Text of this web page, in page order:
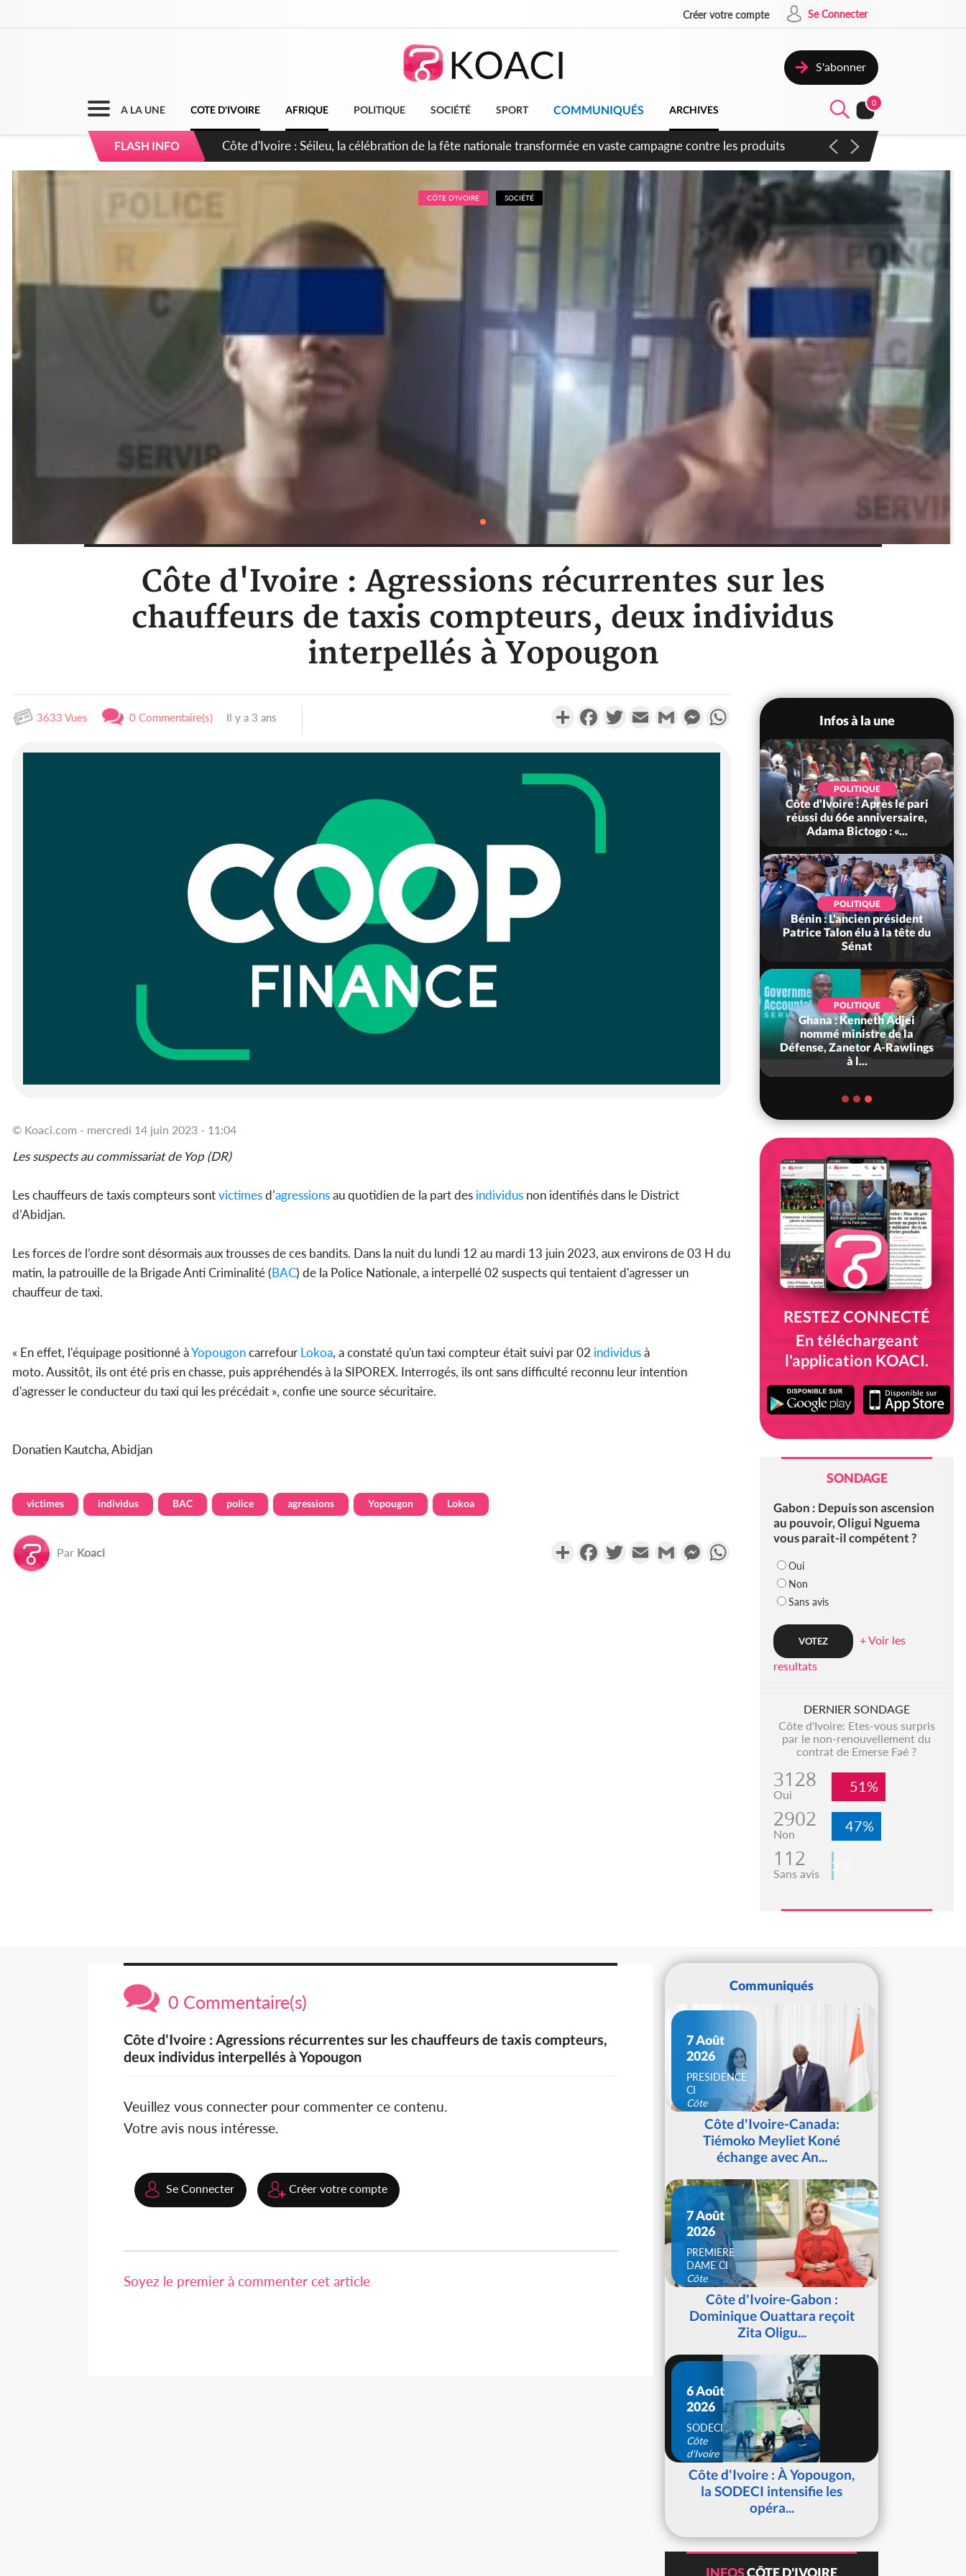
Créer votre compte Se Connecter
S'abonner
A LA UNE COTE D'IVOIRE AFRIQUE POLITIQUE SOCIÉTÉ SPORT COMMUNIQUÉS ARCHIVES
0
FLASH INFO
Côte d'Ivoire : Séileu, la célébration de la fête nationale transformée en vaste campagne contre les produits
dépigmentants dangereux
CÔTE D'IVOIRE SOCIÉTÉ
Côte d'Ivoire : Agressions récurrentes sur les
chauffeurs de taxis compteurs, deux individus
interpellés à Yopougon
3633 Vues 0 Commentaire(s) Il y a 3 ans PartagerFacebookTwitterEmail Gmail MessengerWhatsApp
© Koaci.com - mercredi 14 juin 2023 - 11:04
Les suspects au commissariat de Yop (DR)
Les chauffeurs de taxis compteurs sontvictimesd’agressionsau quotidien de la part des individus non identifiés dans le District
d’Abidjan.
Les forces de l’ordre sont désormais aux trousses de ces bandits. Dans la nuit du lundi 12 au mardi 13 juin 2023, aux environs de 03 H du
matin, la patrouille de la Brigade Anti Criminalité (BAC) de la Police Nationale, a interpellé 02 suspects qui tentaient d'agresser un
chauffeur de taxi.
« En effet, l'équipage positionné àYopougoncarrefour Lokoa, a constaté qu'un taxi compteur était suivi par 02 individusà
moto. Aussitôt, ils ont été pris en chasse, puis appréhendés à la SIPOREX. Interrogés, ils ont sans difficulté reconnu leur intention
d'agresser le conducteur du taxi qui les précédait », confie une source sécuritaire.
Donatien Kautcha, Abidjan
victimes individus BAC police agressions Yopougon Lokoa
Par Koaci PartagerFacebookTwitterEmail Gmail MessengerWhatsApp
Infos à la une
Côte d'Ivoire : Man, deux
personnes périssent dans un
SOCIÉTÉ
Côte d'Ivoire : Daloa, il tue
son collègue et cache 38
millions dans une fo...
POLITIQUE
Côte d'Ivoire : MIRAH, la
guerre des communiqués
POLITIQUE
Côte d'Ivoire : Après le pari
réussi du 66e anniversaire,
Adama Bictogo : «...
POLITIQUE
Bénin : L'ancien président
Patrice Talon élu à la tête du
Sénat
POLITIQUE
Ghana : Kenneth Adjei
nommé ministre de la
Défense, Zanetor A-Rawlings
à l...
RESTEZ CONNECTÉ
En téléchargeant
l'application KOACI.
SONDAGE
Gabon : Depuis son ascension
au pouvoir, Oligui Nguema
vous parait-il compétent ?
Oui
Non
Sans avis
+ Voir les
resultats
DERNIER SONDAGE
Côte d'Ivoire: Etes-vous surpris
par le non-renouvellement du
contrat de Emerse Faé ?
3128
Oui 51%
2902
Non 47%
112
Sans avis 2%
0 Commentaire(s)
Côte d'Ivoire : Agressions récurrentes sur les chauffeurs de taxis compteurs,
deux individus interpellés à Yopougon
Veuillez vous connecter pour commenter ce contenu.
Votre avis nous intéresse.
Se Connecter Créer votre compte
Soyez le premier à commenter cet article
Communiqués
7 Août
2026
PRESIDENCE
CI
Côte
d'IvoireCôte d'Ivoire-Canada:
Tiémoko Meyliet Koné
échange avec An...
7 Août
2026
PREMIERE
DAME CI
Côte
d'IvoireCôte d'Ivoire-Gabon :
Dominique Ouattara reçoit
Zita Oligu...
6 Août
2026
SODECI
Côte
d'Ivoire
Côte d'Ivoire : À Yopougon,
la SODECI intensifie les
opéra...
INFOSCÔTE D'IVOIRE